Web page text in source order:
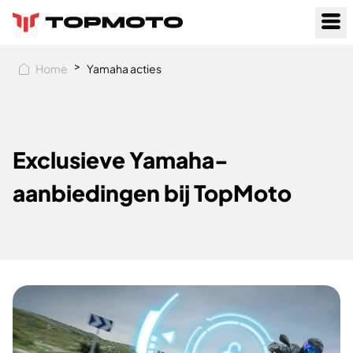
Home > Yamaha acties
Exclusieve Yamaha-
aanbiedingen bij TopMoto